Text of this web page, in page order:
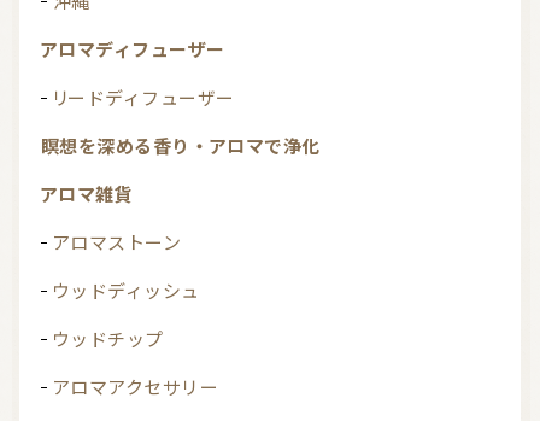
アロマディフューザー
リードディフューザー
瞑想を深める香り・アロマで浄化
アロマ雑貨
アロマストーン
ウッドディッシュ
ウッドチップ
アロマアクセサリー